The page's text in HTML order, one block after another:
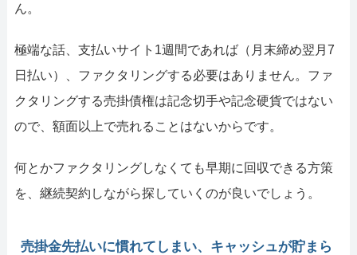
ん。
極端な話、支払いサイト1週間であれば（月末締め翌月7
日払い）、ファクタリングする必要はありません。ファ
クタリングする売掛債権は記念切手や記念硬貨ではない
ので、額面以上で売れることはないからです。
何とかファクタリングしなくても早期に回収できる方策
を、継続契約しながら探していくのが良いでしょう。
売掛金先払いに慣れてしまい、キャッシュが貯まら